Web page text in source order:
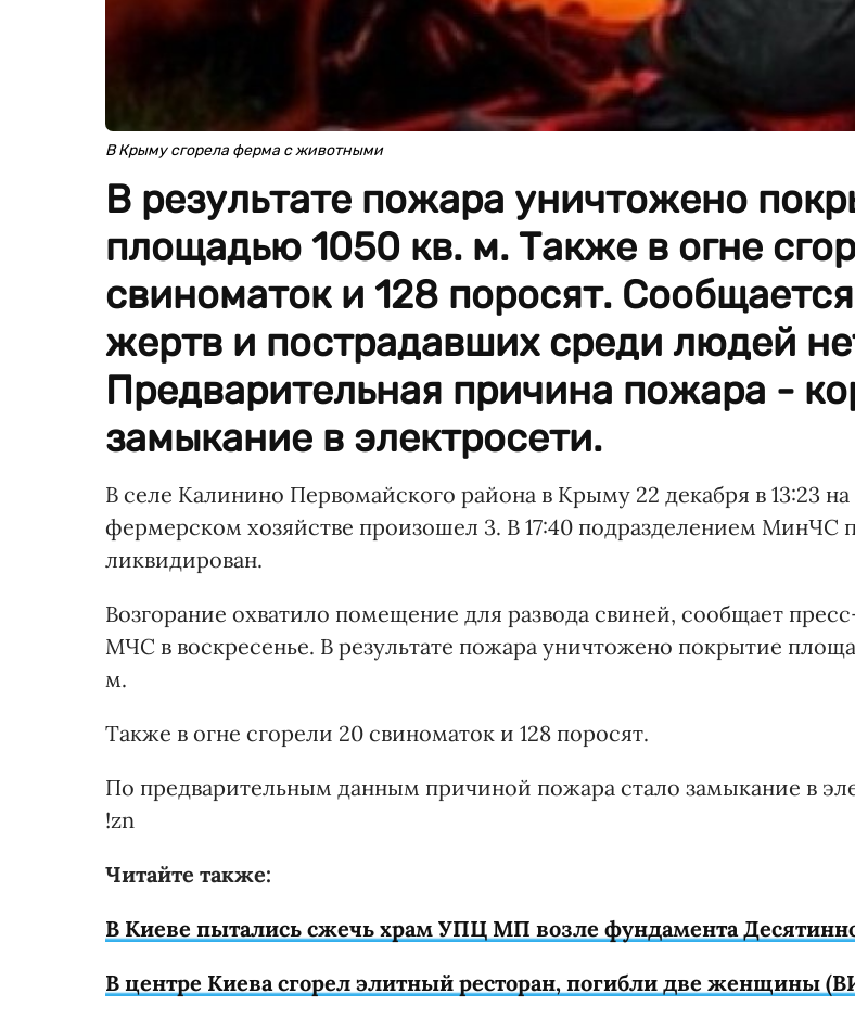
В Крыму сгорела ферма с животными
В результате пожара уничтожено
площадью 1050 кв. м. Также в огне
свиноматок и 128 поросят.
жертв и пострадавших среди людей
Предварительная причина пожара -
замыкание в электросети.
В селе Калинино Первомайского района в Крыму 22 декабря в 13:23 на
фермерском хозяйстве произошел 3. В 17:40 подразделением МинЧС
ликвидирован.
Возгорание охватило помещение для развода свиней, сообщает
МЧС в воскресенье. В результате пожара уничтожено покрытие
м.
Также в огне сгорели 20 свиноматок и 128 поросят.
По предварительным данным причиной пожара стало замыкание в
!zn
Читайте также:
В Киеве пытались сжечь храм УПЦ МП возле фундамента
В центре Киева сгорел элитный ресторан, погибли две женщины